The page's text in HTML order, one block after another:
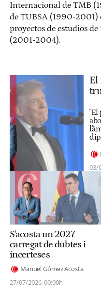
Internacional de TMB
de TUBSA (1990-2001)
proyectos de estudios
(2001-2004).
El
"El
03/
S'acosta un 2027
carregat de dubtes i
incerteses
Manuel Gómez Acosta
27/07/2026 00:00h